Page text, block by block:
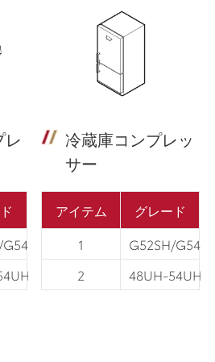
レ
G42SH
冷蔵庫コンプレッ
サー
アイテム
グレード
1
G52SH/
2
48UH-54UH